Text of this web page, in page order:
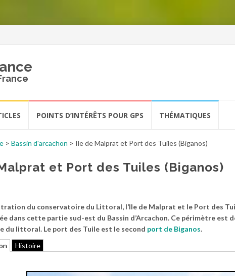
POINTS D’INTÉRÊTS POUR GPS THÉMATIQUES
> Bassin d'arcachon > Ile de Malprat et Port des Tuiles (Biganos)
et Port des Tuiles (Biganos)
du conservatoire du Littoral, l’Ile de Malprat et le Port des
dans cette partie sud-est du Bassin d’Arcachon. Ce périmètre est
du littoral. Le port des Tuile est le second port de Biganos.
Histoire